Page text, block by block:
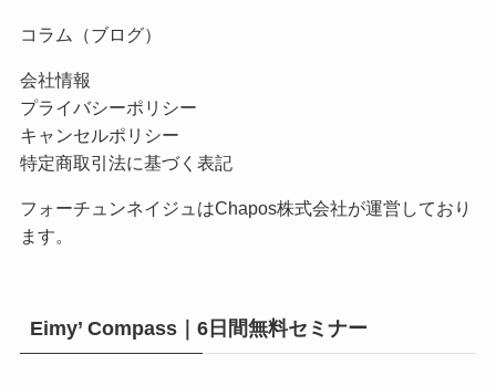
コラム（ブログ）
会社情報
プライバシーポリシー
キャンセルポリシー
特定商取引法に基づく表記
フォーチュンネイジュはChapos株式会社が運営しており
ます。
Eimy’ Compass｜6日間無料セミナー